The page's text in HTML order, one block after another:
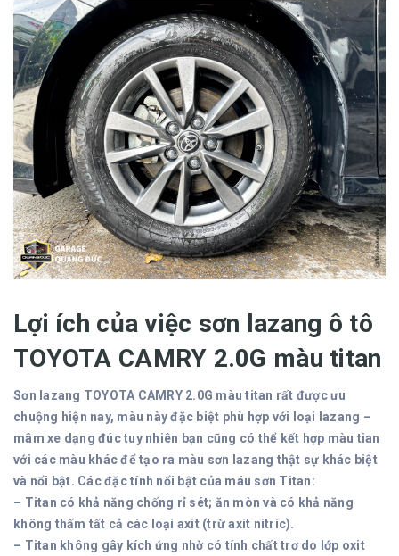
Lợi ích của việc sơn lazang ô tô
TOYOTA CAMRY 2.0G màu titan
Sơn lazang TOYOTA CAMRY 2.0G màu titan rất được ưu
chuộng hiện nay, màu này đặc biệt phù hợp với loại lazang –
mâm xe dạng đúc tuy nhiên bạn cũng có thể kết hợp màu tian
với các màu khác để tạo ra màu sơn lazang thật sự khác biệt
và nổi bật. Các đặc tính nổi bật của máu sơn Titan:
– Titan có khả năng chống rỉ sét; ăn mòn và có khả năng
không thấm tất cả các loại axit (trừ axit nitric).
– Titan không gây kích ứng nhờ có tính chất trơ do lớp oxit